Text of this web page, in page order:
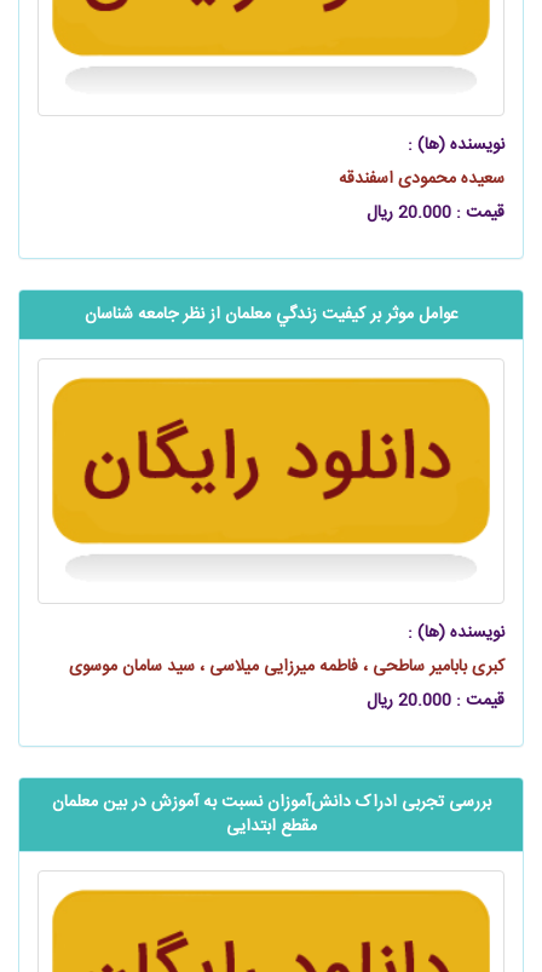
نویسنده (ها) :
سعیده محمودی اسفندقه
قیمت : 20.000 ریال
عوامل موثر بر کيفيت زندگي معلمان از نظر جامعه‌ شناسان
نویسنده (ها) :
کبری بابامیر ساطحی ، فاطمه میرزایی میلاسی ، سید سامان موسوی
قیمت : 20.000 ریال
بررسی تجربی ادراک ‌‌‌‌‌دانش‌آموزان نسبت به آموزش در بین معلمان
مقطع ابتدایی